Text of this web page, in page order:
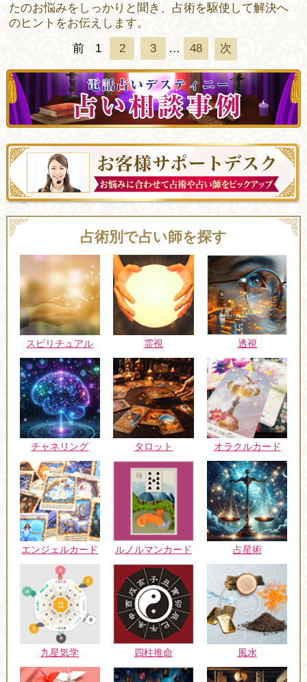
たのお悩みをしっかりと聞き、占術を駆使して解決へ
のヒントをお伝えします。
前
1 2 3 … 48 次
占術別で占い師を探す
スピリチュアル 霊視 透視
チャネリング タロット オラクルカード
エンジェルカード ルノルマンカード 占星術
九星気学 四柱推命 風水